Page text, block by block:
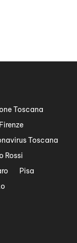
Toscana
Toscana
Rossi
Pisa